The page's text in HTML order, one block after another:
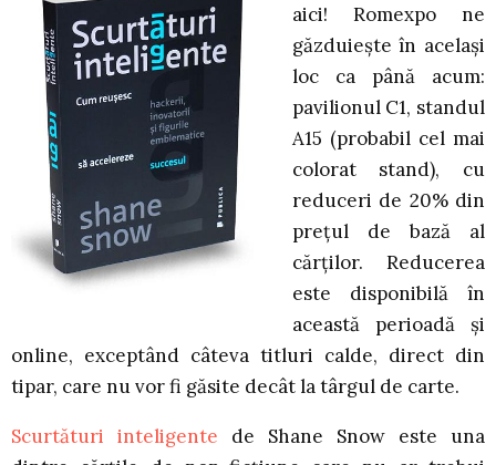
aici! Romexpo ne
găzduiește în același
loc ca până acum:
pavilionul C1, standul
A15 (probabil cel mai
colorat stand), cu
reduceri de 20% din
prețul de bază al
cărților. Reducerea
este disponibilă în
această perioadă și
online, exceptând câteva titluri calde, direct din
tipar, care nu vor fi găsite decât la târgul de carte.
Scurtături inteligente de Shane Snow este una